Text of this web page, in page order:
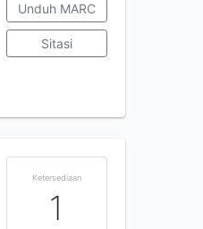
Unduh MARC
Sitasi
Ketersediaan
1